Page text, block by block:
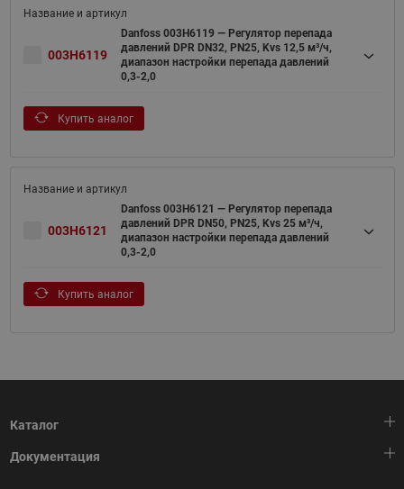
003H6119
Danfoss 003H6119 — Регулятор перепада
давлений DPR DN32, PN25, Kvs 12,5 м³/ч,
диапазон настройки перепада давлений
0,3-2,0
Купить аналог
003H6121
Danfoss 003H6121 — Регулятор перепада
давлений DPR DN50, PN25, Kvs 25 м³/ч,
диапазон настройки перепада давлений
0,3-2,0
Купить аналог
Каталог
Тепловая автоматика
Документация